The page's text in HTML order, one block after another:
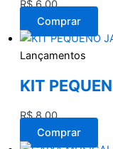
R$6,00
Comprar
Lançamentos
KIT
R$8,00
Comprar